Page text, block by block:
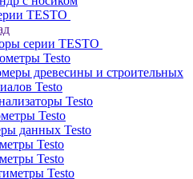
TESTO
серии TESTO
Testo
древесины и строительных
Testo
Testo
Testo
данных Testo
Testo
Testo
Testo